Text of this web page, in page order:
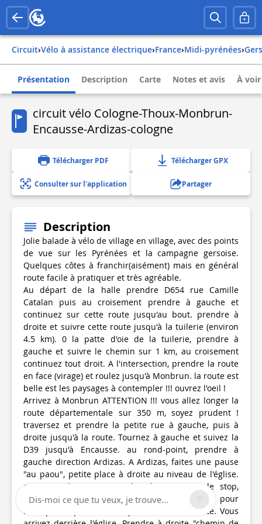
Circuit› Vélo à assistance électrique› france› midi-pyrénées› gers
Présentation Description Carte Notes et avis À
circuit vélo Cologne-Thoux-Monbrun-
Encausse-Ardizas-cologne
Télécharger PDF Télécharger GPX
Consulter sur l'application Partager
Description
Jolie balade à vélo de village en village, avec des points
de vue sur les Pyrénées et la campagne gersoise.
Quelques côtes à franchir(aisément) mais en général
route facile à pratiquer et très agréable.
Au départ de la halle prendre D654 rue Camille
Catalan puis au croisement prendre à gauche et
continuez sur cette route jusqu'au bout. prendre à
droite et suivre cette route jusqu'à la tuilerie (environ
4.5 km). 0 la patte d'oie de la tuilerie, prendre à
gauche et suivre le chemin sur 1 km, au croisement
continuez tout droit. A l'intersection, prendre la route
en face (virage) et roulez jusqu'à Monbrun. la route est
belle est les paysages à contempler !!! ouvrez l'oeil !
Arrivez à Monbrun ATTENTION !!! vous allez longer la
route départementale sur 350 m, soyez prudent !
traversez et prendre la petite rue à gauche, puis à
droite jusqu'à la route. Tournez à gauche et suivez la
D39 jusqu'à Encausse. au rond-point, prendre à
gauche direction Ardizas. A Ardizas, faites une pause
"au paou", petite place à droite au niveau de l'église.
continuez la route jusqu'à Cologne. avant le stop,
traversez le parking de la maison familiale pour
rattraper le petit chemin puis tourner à droite. Vous
Dis-moi ce que tu veux, je trouve...